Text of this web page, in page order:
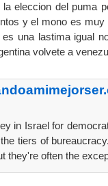
eleccion del puma
y el mono es
una lastima igual
volvete a
in Israel for
tiers of
they're often the